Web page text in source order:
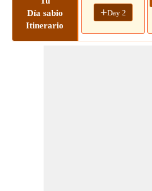
Día sabio
Itinerario
+Day 2